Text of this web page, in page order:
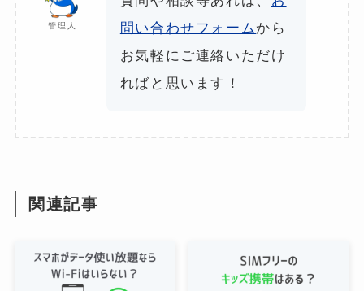
管理人
問い合わせフォームから
お気軽にご連絡いただけ
ればと思います！
関連記事